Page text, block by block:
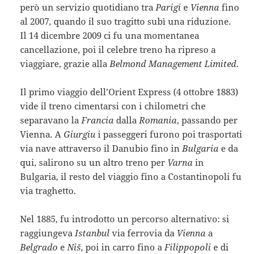
però un servizio quotidiano tra Parigie Viennafino
al 2007, quando il suo tragitto subì una riduzione.
Il 14 dicembre 2009 ci fu una momentanea
cancellazione, poi il celebre treno ha ripreso a
viaggiare, grazie alla Belmond Management Limited.
Il primo viaggio dell’Orient Express (4 ottobre 1883)
vide il treno cimentarsi con i chilometri che
separavano la Franciadalla Romania, passando per
Vienna. AGiurgiui passeggeri furono poi trasportati
via nave attraverso il Danubio fino in Bulgariae da
qui, salirono su un altro treno per Varnain
Bulgaria, il resto del viaggio fino a Costantinopoli fu
via traghetto.
Nel 1885, fu introdotto un percorso alternativo: si
raggiungeva Istanbul via ferrovia da Viennaa
Belgradoe Niš, poi in carro fino a Filippopolie di